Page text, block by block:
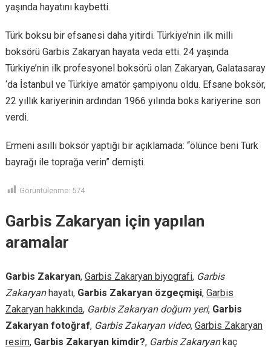
yaşında hayatını kaybetti.
Türk boksu bir efsanesi daha yitirdi. Türkiye’nin ilk milli
boksörü Garbis Zakaryan hayata veda etti. 24 yaşında
Türkiye’nin ilk profesyonel boksörü olan Zakaryan, Galatasaray
‘da İstanbul ve Türkiye amatör şampiyonu oldu. Efsane boksör,
22 yıllık kariyerinin ardından 1966 yılında boks kariyerine son
verdi.
Ermeni asıllı boksör yaptığı bir açıklamada: “ölünce beni Türk
bayrağı ile toprağa verin” demişti.
Görüntülenme: 574
Garbis Zakaryan için yapılan
aramalar
Garbis Zakaryan, Garbis Zakaryan biyografi, Garbis
Zakaryanhayatı, Garbis Zakaryan özgeçmişi, Garbis
Zakaryan hakkında, Garbis Zakaryan doğum yeri, Garbis
Zakaryan fotoğraf, Garbis Zakaryan video, Garbis Zakaryan
resim, Garbis Zakaryan kimdir?, Garbis Zakaryankaç